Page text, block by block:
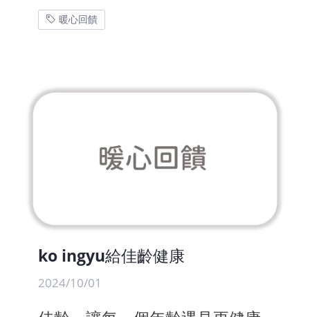
暖心回饋
ko ingyu給佳齡健康
2024/10/01